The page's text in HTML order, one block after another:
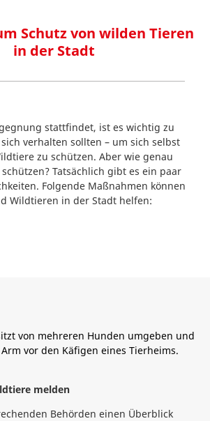
Schutz von wilden Tieren
in der Stadt
stattfindet, ist es wichtig zu
verhalten sollten – um sich selbst
zu schützen. Aber wie genau
Tatsächlich gibt es ein paar
Folgende Maßnahmen können
Wildtieren in der Stadt helfen:
melden
Behörden einen Überblick